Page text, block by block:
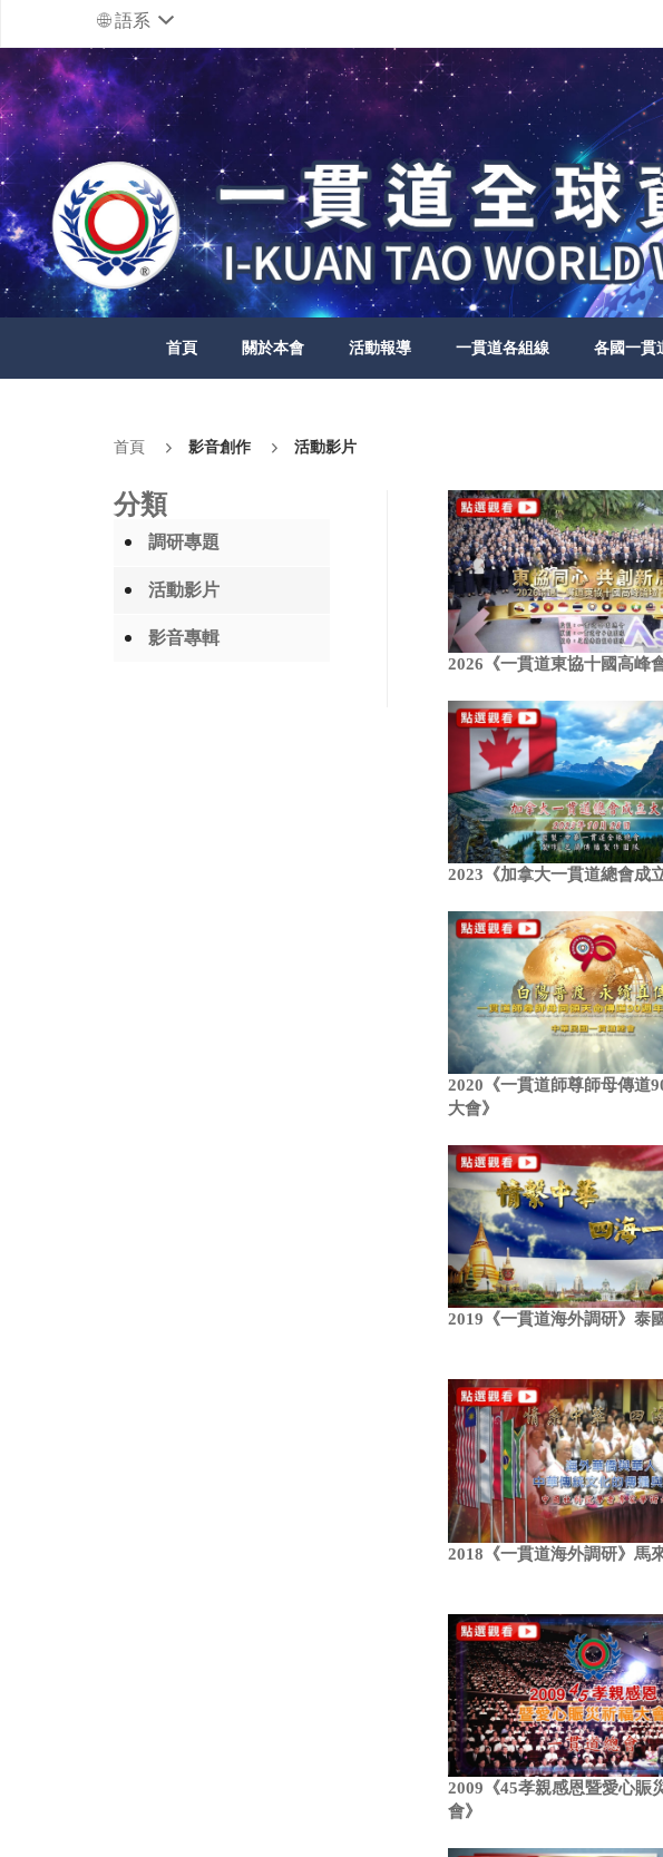
語系
首頁 關於本會 活動報導 一貫道各組線 各國一貫
首頁 影音創作 活動影片
分類
調研專題
活動影片
影音專輯
2026《一貫道東協十國高峰
2023《加拿大一貫道總會成
2020《一貫道師尊師母傳道
大會》
2019《一貫道海外調研》泰
2018《一貫道海外調研》馬
2009《45孝親感恩暨愛心賑
會》